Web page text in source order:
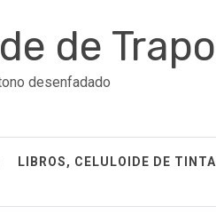
de Trapo
desenfadado
LIBROS, CELULOIDE DE TINTA